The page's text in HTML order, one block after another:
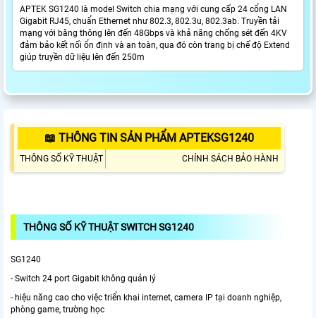
APTEK SG1240 là model Switch chia mạng với cung cấp 24 cổng LAN
Gigabit RJ45, chuẩn Ethernet như 802.3, 802.3u, 802.3ab. Truyền tải
mạng với băng thông lên đến 48Gbps và khả năng chống sét đến 4KV
đảm bảo kết nối ổn định và an toàn, qua đó còn trang bị chế độ Extend
giúp truyền dữ liệu lên đến 250m
📖 THÔNG TIN SẢN PHẨM APTEKSG1240
THÔNG SỐ KỸ THUẬT CHÍNH SÁCH BẢO HÀNH
THÔNG SỐ KỸ THUẬT SWITCH SG1240
SG1240
- Switch 24 port Gigabit không quản lý
- hiệu năng cao cho việc triển khai internet, camera IP tại doanh nghiệp,
phòng game, trường học